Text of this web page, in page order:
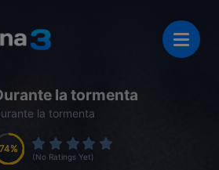
la tormenta
la tormenta
74
74
74
74
(No Ratings Yet)